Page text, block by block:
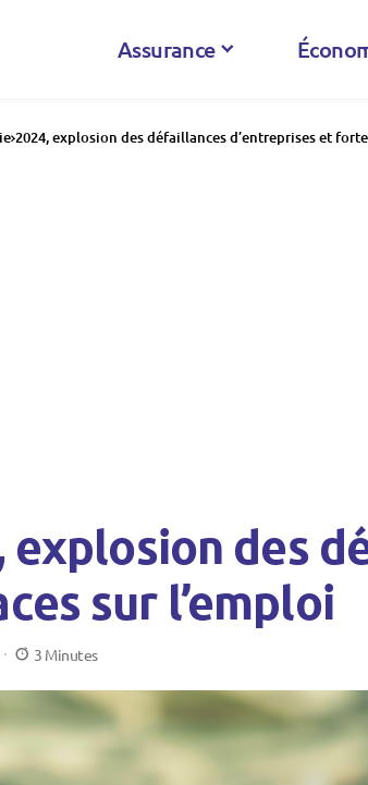
Assurance
2024, explosion des défaillances d’entreprises et
explosion des
sur l’emploi
3 Minutes